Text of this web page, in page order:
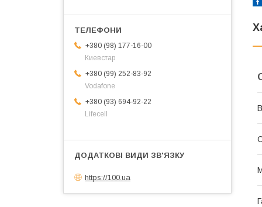
+380 (98) 177-16-00
Киевстар
+380 (99) 252-83-92
Vodafone
+380 (93) 694-92-22
Lifecell
https://100.ua